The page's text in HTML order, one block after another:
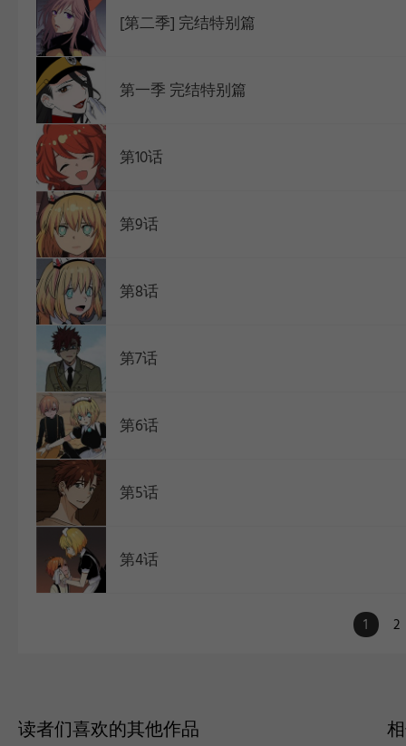
[第二季] 完结特别篇
第一季 完结特别篇
第10话
第9话
第8话
第7话
第6话
第5话
第4话
1 2
读者们喜欢的其他作品